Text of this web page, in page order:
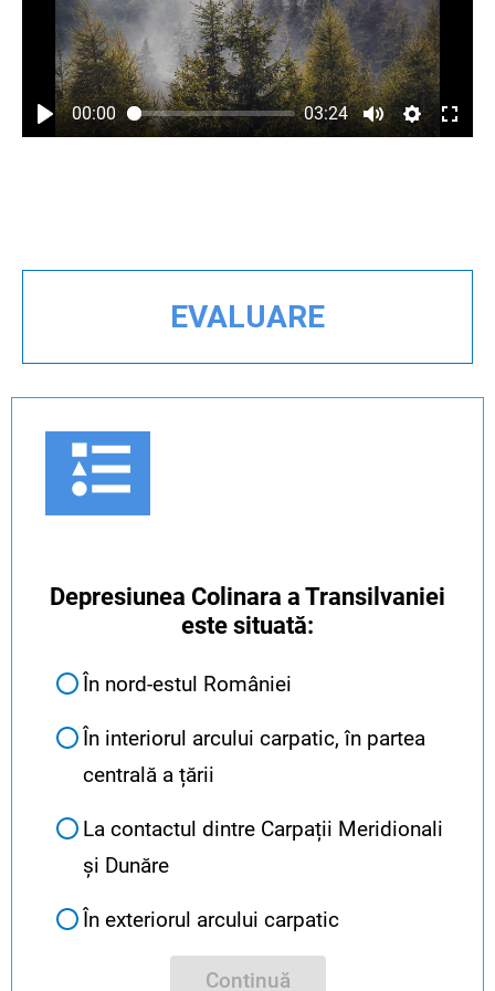
00:00 03:24
EVALUARE
Depresiunea Colinara a Transilvaniei
este situată:
În nord-estul României
În interiorul arcului carpatic, în partea
centrală a țării
La contactul dintre Carpații Meridionali
și Dunăre
În exteriorul arcului carpatic
Continuă